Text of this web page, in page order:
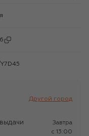
Другой город
Завтра
c 13:00